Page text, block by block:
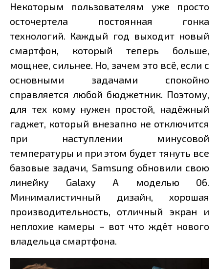
Некоторым пользователям уже просто
осточертела постоянная гонка
технологий. Каждый год выходит новый
смартфон, который теперь больше,
мощнее, сильнее. Но, зачем это всё, если с
основными задачами спокойно
справляется любой бюджетник. Поэтому,
для тех кому нужен простой, надёжный
гаджет, который внезапно не отключится
при наступлении минусовой
температуры и при этом будет тянуть все
базовые задачи, Samsung обновили свою
линейку Galaxy A моделью 06.
Минималистичный дизайн, хорошая
производительность, отличный экран и
неплохие камеры – вот что ждёт нового
владельца смартфона.